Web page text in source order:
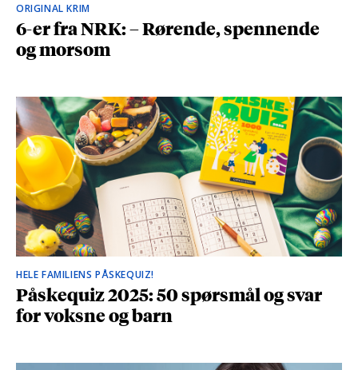
ORIGINAL KRIM
6-er fra NRK: – Rørende, spennende
og morsom
HELE FAMILIENS PÅSKEQUIZ!
Påskequiz 2025: 50 spørsmål og svar
for voksne og barn